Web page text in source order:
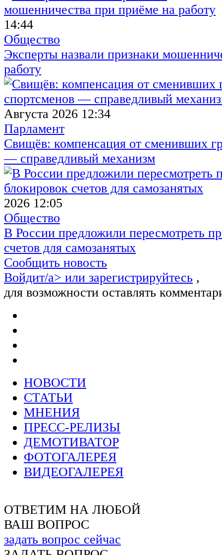
14:44
Общество
Эксперты назвали признаки
работу
Августа 2026 12:34
Парламент
Свищёв: компенсация от сменивших
— справедливый механизм
2026 12:05
Общество
В России предложили пересмотреть
счетов для самозанятых
Сообщить новость
Войдит/a> или зарегистрируйтесь ,
для возможности оставлять
НОВОСТИ
СТАТЬИ
МНЕНИЯ
ПРЕСС-РЕЛИЗЫ
ДЕМОТИВАТОР
ФОТОГАЛЕРЕЯ
ВИДЕОГАЛЕРЕЯ
ОТВЕТИМ НА ЛЮБОЙ
ВАШ ВОПРОС
задать вопрос сейчас